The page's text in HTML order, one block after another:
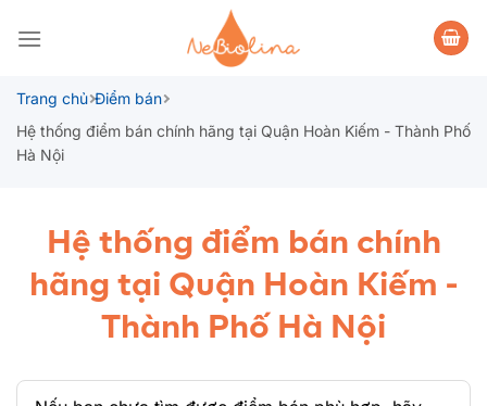
qua
dungTrang chủ Điểm bán
Hệ thống điểm bán chính hãng tại Quận Hoàn Kiếm - Thành Phố
Hà Nội
Hệ thống điểm bán chính
hãng tại Quận Hoàn Kiếm -
Thành Phố Hà Nội